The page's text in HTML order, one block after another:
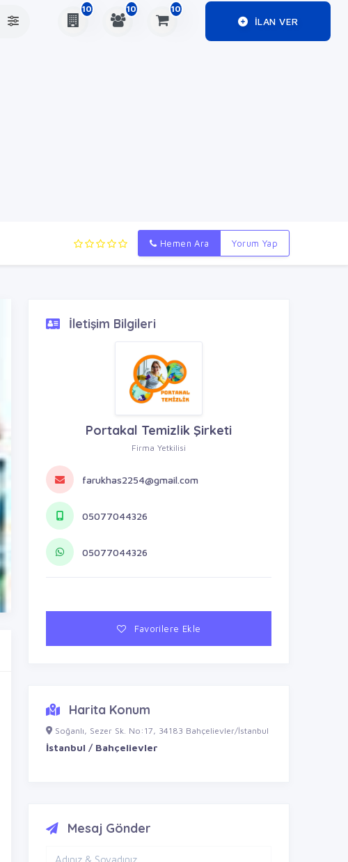
10 10 10
ILAN VER
Hemen Ara Yorum Yap
İletişim Bilgileri
Portakal Temizlik Şirketi
Firma Yetkilisi
farukhas2254@gmail.com
05077044326
05077044326
Favorilere Ekle
Harita Konum
Soğanlı, Sezer Sk. No:17, 34183 Bahçelievler/İstanbul
İstanbul / Bahçelievler
Mesaj Gönder